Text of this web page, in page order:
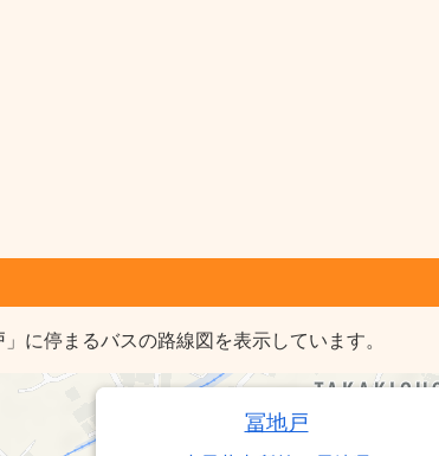
に停まるバスの路線図を表示しています。
冨地戸